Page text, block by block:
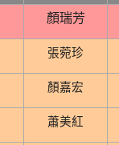
顏瑞芳
張菀珍
顏嘉宏
蕭美紅